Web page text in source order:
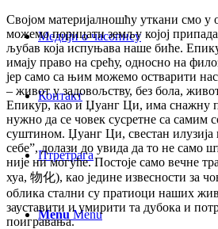
Медији о часопису
Контакт
Птретрага
Menu Menu
Својом материјалношћу уткани смо у
можемо порицати земљу којој
љубав која испуњава наше биће.
имају право на срећу, односно на
јер само са њим можемо остварити
– живот у задовољству, без бола,
Епикур, као и Џуанг Ци, има снажну
нужно да се човек сусретне са самим
суштином. Џуанг Ци, свестан илузија
себеˮ, долази до увида да то не само
није ни могуће. Постоје само вечне
хуа, 物化), као једине извесности за
облика стални су пратиоци наших
зауставити и умирити та дубока и
поигравања.